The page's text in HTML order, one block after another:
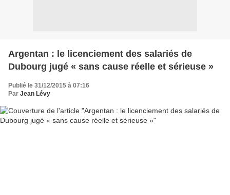
Argentan : le licenciement des salariés de
Dubourg jugé « sans cause réelle et sérieuse »
Publié le 31/12/2015 à 07:16
Par Jean Lévy